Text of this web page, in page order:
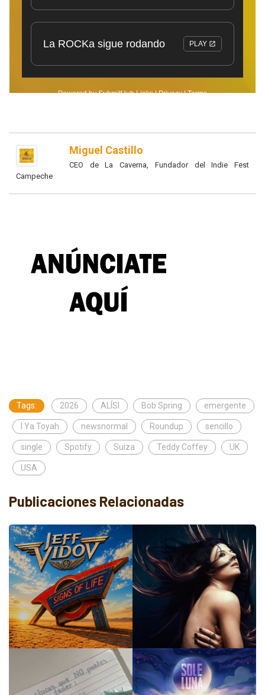
Miguel Castillo
CEO de La Caverna, Fundador del Indie Fest
Campeche
Tags: 2026 ALÍSI Bob Spring emergente
I Ya Toyah newsnormal Roundup sencillo
single Spotify Suiza Teddy Coffey UK
USA
Publicaciones Relacionadas